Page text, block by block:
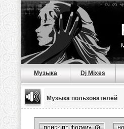
Музыка Dj Mixes
Музыка пользователей